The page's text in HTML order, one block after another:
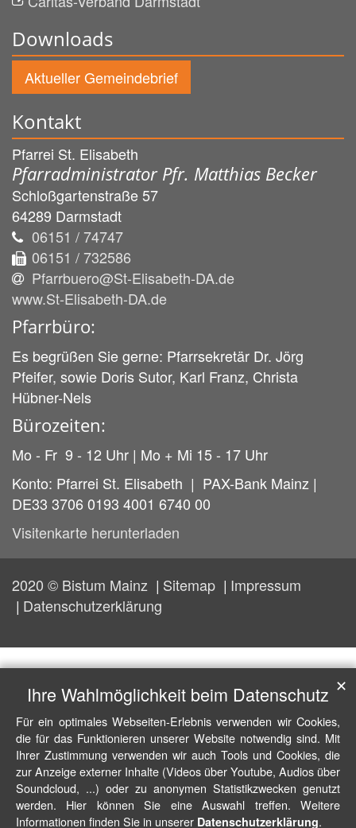
Downloads
Aktueller Gemeindebrief
Kontakt
Pfarrei St. Elisabeth
Pfarradministrator Pfr. Matthias Becker
Schloßgartenstraße 57
64289 Darmstadt
06151 / 74747
06151 / 732586
Pfarrbuero@St-Elisabeth-DA.de
www.St-Elisabeth-DA.de
Pfarrbüro:
Es begrüßen Sie gerne: Pfarrsekretär Dr. Jörg
Pfeifer, sowie Doris Sutor, Karl Franz, Christa
Hübner-Nels
Bürozeiten:
Mo - Fr 9 - 12 Uhr | Mo + Mi 15 - 17 Uhr
Konto: Pfarrei St. Elisabeth | PAX-Bank Mainz |
DE33 3706 0193 4001 6740 00
Visitenkarte herunterladen
2020 © Bistum Mainz Sitemap
Impressum
Datenschutzerklärung
Ihre Wahlmöglichkeit beim Datenschutz
Für ein optimales Webseiten-Erlebnis verwenden wir Cookies,
die für das Funktionieren unserer Website notwendig sind. Mit
Ihrer Zustimmung verwenden wir auch Tools und Cookies, die
zur Anzeige externer Inhalte (Videos über Youtube, Audios über
Soundcloud, ...) oder zu anonymen Statistikzwecken genutzt
werden. Hier können Sie eine Auswahl treffen. Weitere
Informationen finden Sie in unserer Datenschutzerklärung.
✕